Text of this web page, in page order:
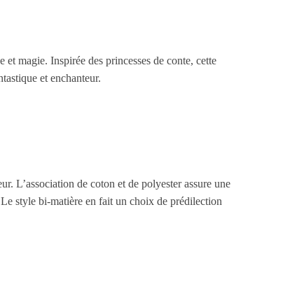
magie. Inspirée des princesses de conte, cette
et enchanteur.
L’association de coton et de polyester assure une
style bi-matière en fait un choix de prédilection